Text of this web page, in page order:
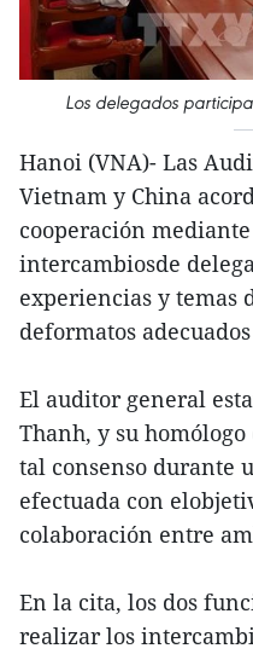
Los delegados
Hanoi (VNA)- Las
Vietnam y China
cooperación
intercambiosde
experiencias y temas
deformatos
El auditor general
Thanh, y su
tal consenso durante
efectuada con
colaboración entre
En la cita, los dos
realizar los